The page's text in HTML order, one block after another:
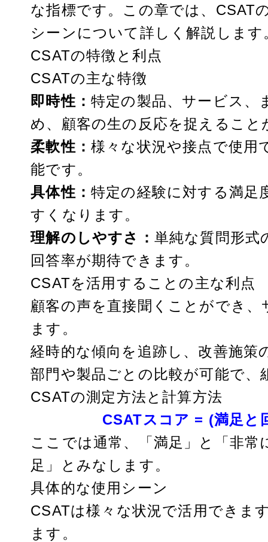
な指標です。この章では、CSAT
シーンについて詳しく解説します
CSATの特徴と利点
CSATの主な特徴
即時性：特定の製品、サービス、
め、顧客の生の反応を捉えること
柔軟性：様々な状況や接点で使用
能です。
具体性：特定の経験に対する満足
すくなります。
理解のしやすさ： 単純な質問形式
回答率が期待できます。
CSATを活用することの主な利点
顧客の声を直接聞くことができ
ます。
経時的な傾向を追跡し、改善施策
部門や製品ごとの比較が可能で
CSATの測定方法と計算方法
CSATスコア = (満足と
ここでは通常、「満足」と「非
足」とみなします。
具体的な使用シーン
CSATは様々な状況で活用できま
ます。